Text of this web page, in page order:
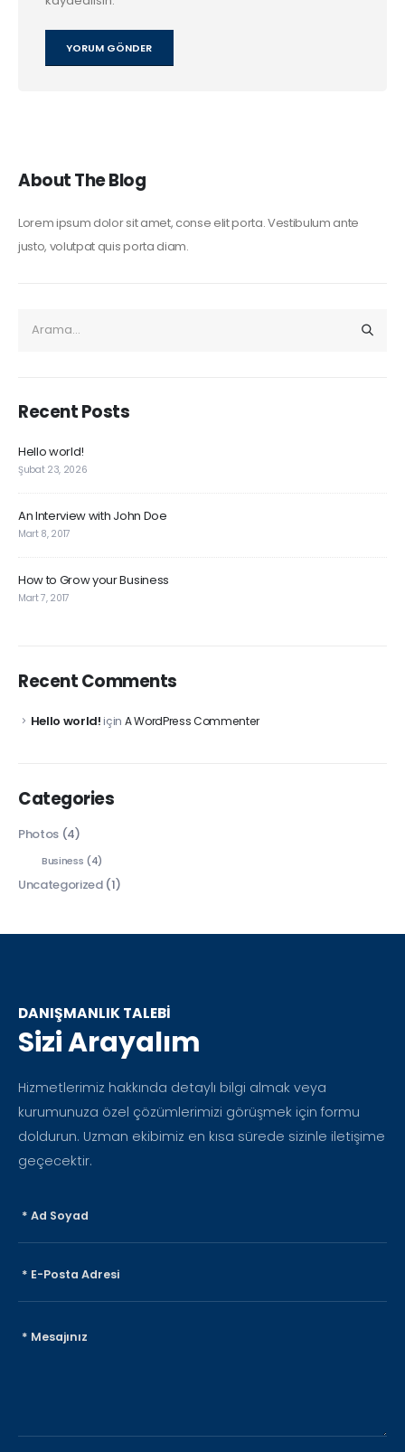
About The Blog
Lorem ipsum dolor sit amet, conse elit porta. Vestibulum ante
justo, volutpat quis porta diam.
Recent Posts
Hello world!
Şubat 23, 2026
An Interview with John Doe
Mart 8, 2017
How to Grow your Business
Mart 7, 2017
Recent Comments
Hello world! için A WordPress Commenter
Categories
Photos (4)
Business (4)
Uncategorized(1)
DANIŞMANLIK TALEBİ
Sizi Arayalım
Hizmetlerimiz hakkında detaylı bilgi almak veya
kurumunuza özel çözümlerimizi görüşmek için formu
doldurun. Uzman ekibimiz en kısa sürede sizinle iletişime
geçecektir.